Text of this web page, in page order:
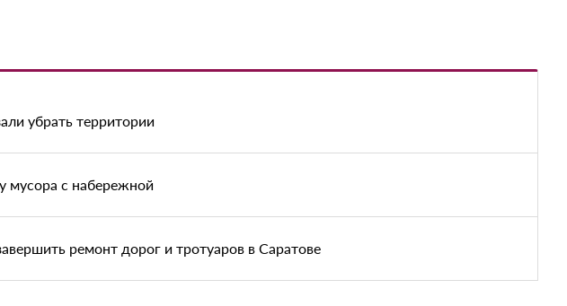
убрать территории
мусора с набережной
ремонт дорог и тротуаров в Саратове